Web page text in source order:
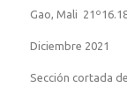
Gao, Mali
Diciembre 2021
Sección cortada